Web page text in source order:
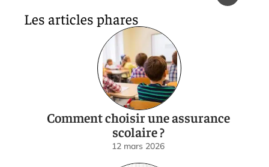
Les articles phares
Comment choisir une assurance
scolaire ?
12 mars 2026